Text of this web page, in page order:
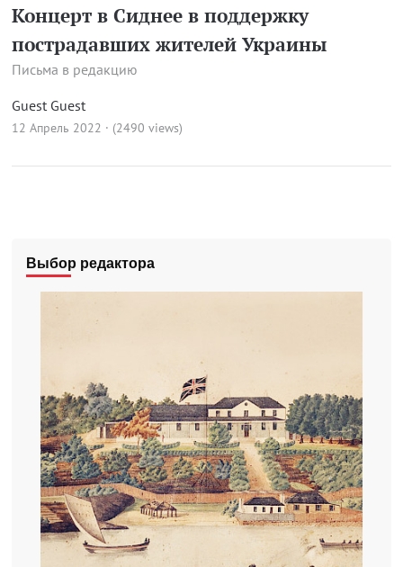
Концерт в Сиднее в поддержку
пострадавших жителей Украины
Письма в редакцию
Guest Guest
12 Апрель 2022 · (2490 views)
Выбор редактора